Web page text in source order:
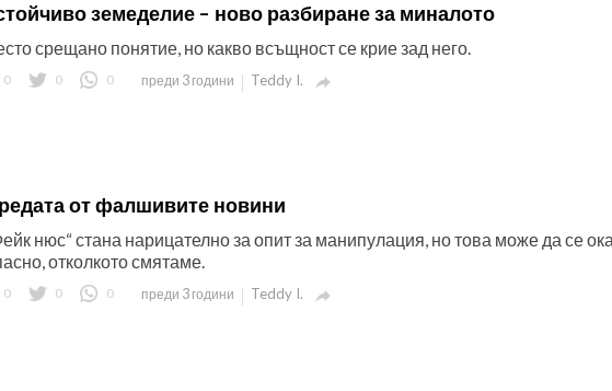
земеделие – ново разбиране за миналото
срещано понятие, но какво всъщност се крие зад него.
0 0 0 преди 3 години Teddy I. 
от фалшивите новини
нюс“ стана нарицателно за опит за манипулация, но това може да се
отколкото смятаме.
0 0 0 преди 3 години Teddy I. 